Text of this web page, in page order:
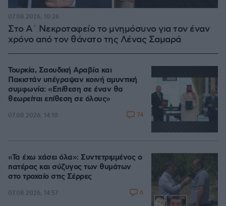
Στο Α΄ Νεκροταφείο το μνημόσυνο για τον έναν
χρόνο από τον θάνατο της Λένας Σαμαρά
07.08.2026, 10:26
Τουρκία, Σαουδική Αραβία και
Πακιστάν υπέγραψαν κοινή αμυντική
συμφωνία: «Επίθεση σε έναν θα
θεωρείται επίθεση σε όλους»
07.08.2026, 14:10 74
«Τα έχω χάσει όλα»: Συντετριμμένος ο
πατέρας και σύζυγος των θυμάτων
στο τροχαίο στις Σέρρες
07.08.2026, 14:57 6